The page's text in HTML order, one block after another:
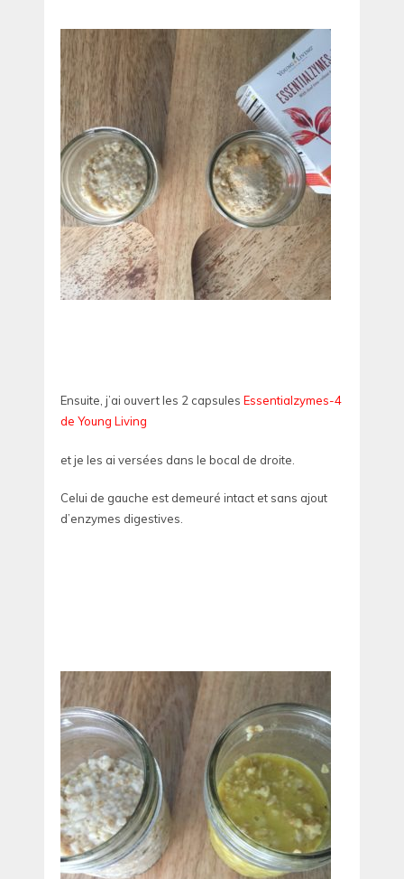
Ensuite, j’ai ouvert les 2 capsules Essentialzymes-4
de Young Living
et je les ai versées dans le bocal de droite.
Celui de gauche est demeuré intact et sans ajout
d’enzymes digestives.